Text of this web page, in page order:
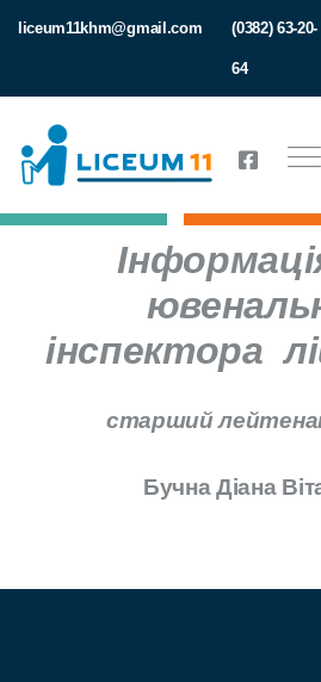
liceum11khm@gmail.com (0382) 63-20-
64
інспектора
старший
Бучна Діана